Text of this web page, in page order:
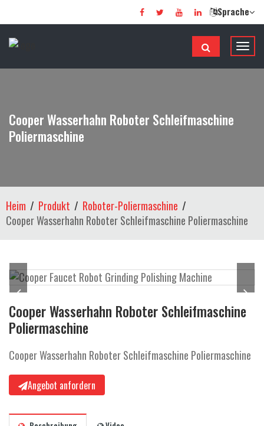
Sprache
N
s
e
Cooper Wasserhahn Roboter Schleifmaschine
Poliermaschine
Heim Produkt
Roboter-Poliermaschine
Cooper Wasserhahn Roboter Schleifmaschine Poliermaschine
Cooper Wasserhahn Roboter Schleifmaschine
Poliermaschine
Cooper Wasserhahn Roboter Schleifmaschine Poliermaschine
Angebot anfordern